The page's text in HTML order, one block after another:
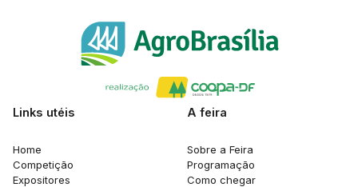
Links utéis
Home
Competição
Expositores
A feira
Sobre a Feira
Programação
Como chegar